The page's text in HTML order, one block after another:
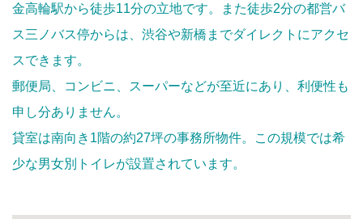
金高輪駅から徒歩11分の立地です。また徒歩2分の都営バ
ス三ノバス停からは、渋谷や新橋までダイレクトにアクセ
スできます。
郵便局、コンビニ、スーパーなどが至近にあり、利便性も
申し分ありません。
貸室は南向き1階の約27坪の事務所物件。この規模では希
少な男女別トイレが設置されています。